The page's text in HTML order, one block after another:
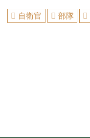
自衛官 部隊